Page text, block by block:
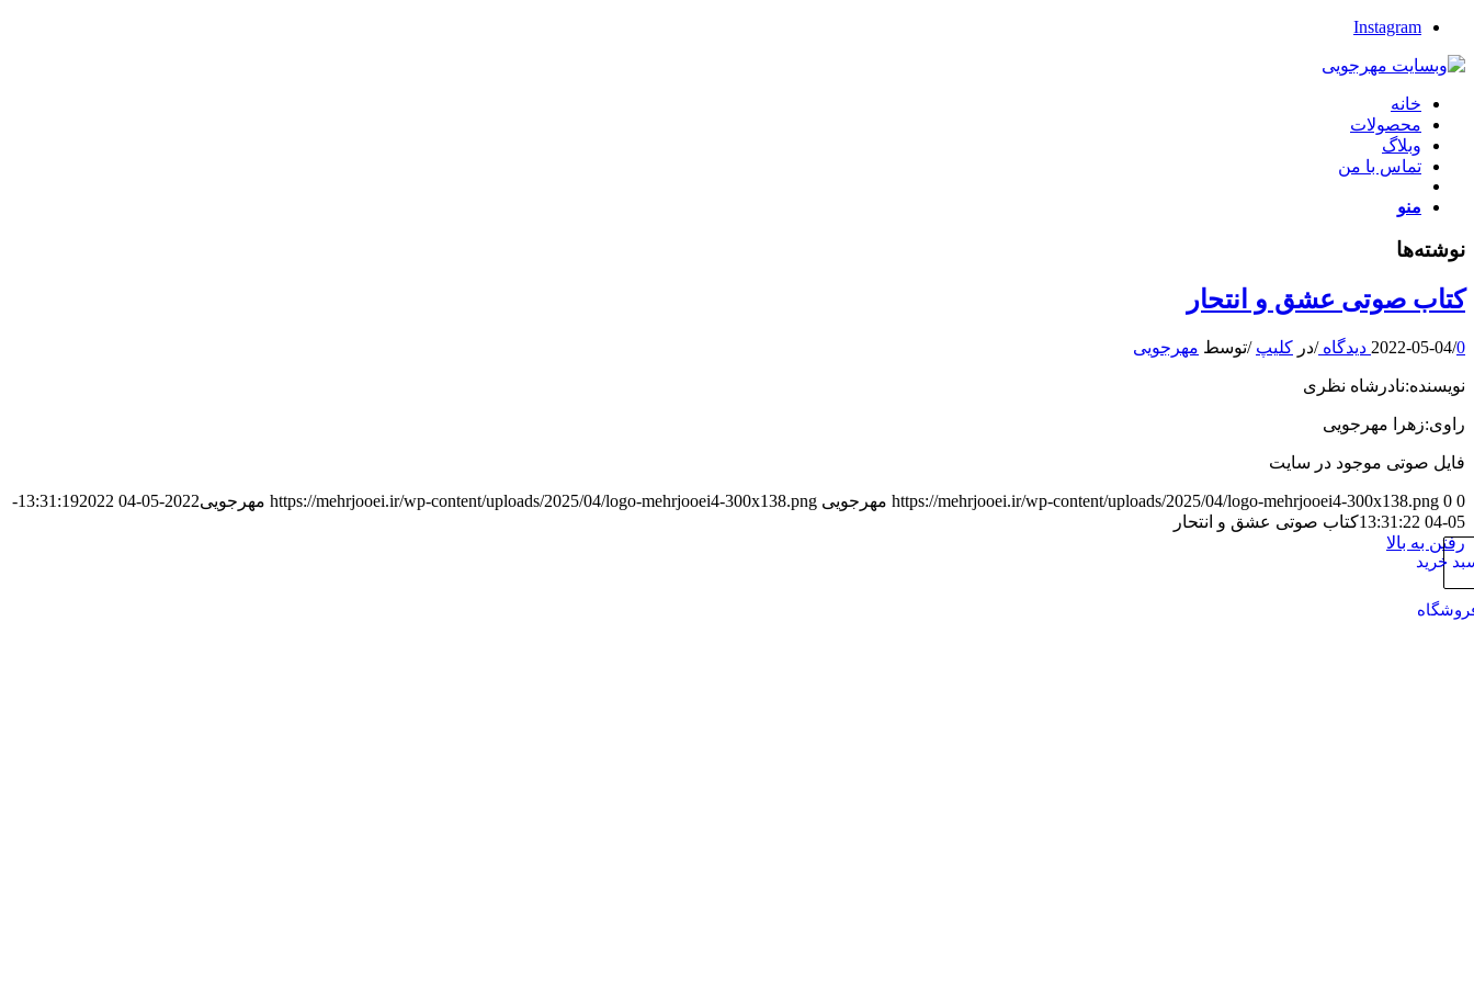
Instagram
خرید
خانه
محصولات
وبلاگ
تماس با من
منو
نوشته‌ها
کتاب صوتی عشق و انتحار
2022-05-04/0 دیدگاه /در کلیپ /توسط مهرجویی
نویسنده:نادرشاه نظری
راوی:زهرا مهرجویی
فایل صوتی موجود در سایت
https://mehrjooei.ir/wp-content/uploads/2025/04/logo-mehrjooei4-300x138.png 0 0 مهرجویی https://mehrjooei.ir/wp-content/uploads/2025/04/logo-mehrjooei4-300x138.png مهرجویی2022-05-04 13:31:19
2022-
05-04 13:31:22
کتاب صوتی عشق و انتحار
رفتن به بالا